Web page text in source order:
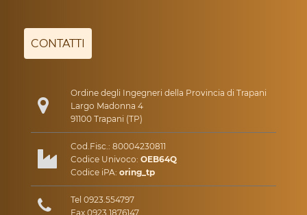
CONTATTI
Ordine degli Ingegneri della Provincia di Trapani
Largo Madonna 4
91100 Trapani (TP)
Cod.Fisc.: 80004230811
Codice Univoco: OEB64Q
Codice iPA: oring_tp
Tel 0923.554797
Fax 0923.1876147